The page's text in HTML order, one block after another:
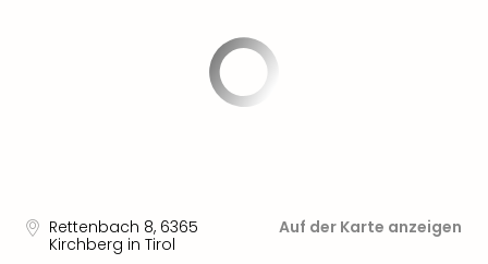
Rettenbach 8, 6365
Kirchberg in Tirol
Auf der Karte anzeigen